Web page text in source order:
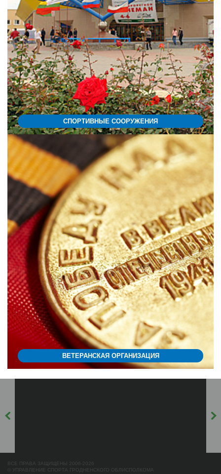
СПОРТИВНЫЕ СООРУЖЕНИЯ
ВЕТЕРАНСКАЯ ОРГАНИЗАЦИЯ
ВСЕ ПРАВА ЗАЩИЩЕНЫ 2006-2026
© УПРАВЛЕНИЕ СПОРТА ГРОДНЕНСКОГО ОБЛИСПОЛКОМА